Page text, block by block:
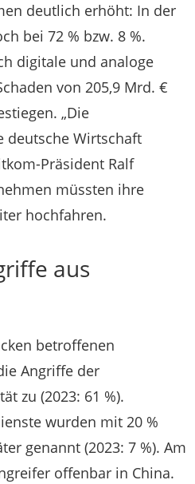
deutlich erhöht: In der
bei 72 % bzw. 8 %.
digitale und analoge
von 205,9 Mrd. €
„Die
deutsche Wirtschaft
Präsident Ralf
müssten ihre
hochfahren.
aus
betroffenen
Angriffe der
zu (2023: 61 %).
wurden mit 20 %
genannt (2023: 7 %). Am
offenbar in China.